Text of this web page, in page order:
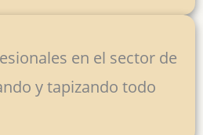
en el sector de
y tapizando todo